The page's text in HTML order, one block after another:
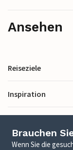
Ansehen
Reiseziele
Inspiration
Brauchen
Wenn Sie die